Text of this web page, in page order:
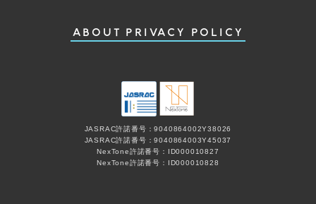
ABOUT PRIVACY POLICY
JASRAC許諾番号：9040864002Y38026
JASRAC許諾番号：9040864003Y45037
NexTone許諾番号：ID000010827
NexTone許諾番号：ID000010828